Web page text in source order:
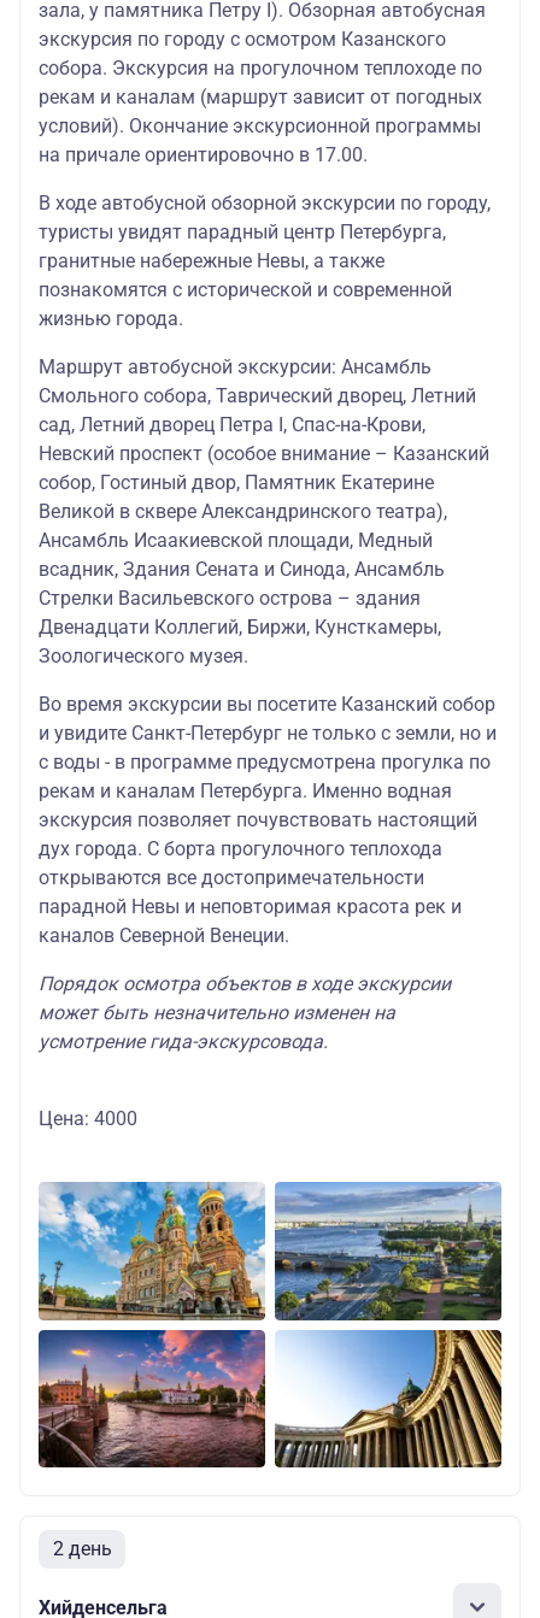
зала, у памятника Петру I). Обзорная автобусная
экскурсия по городу с осмотром Казанского
собора. Экскурсия на прогулочном теплоходе по
рекам и каналам (маршрут зависит от погодных
условий). Окончание экскурсионной программы
на причале ориентировочно в 17.00.
В ходе автобусной обзорной экскурсии по городу,
туристы увидят парадный центр Петербурга,
гранитные набережные Невы, а также
познакомятся с исторической и современной
жизнью города.
Маршрут автобусной экскурсии: Ансамбль
Смольного собора, Таврический дворец, Летний
сад, Летний дворец Петра I, Спас-на-Крови,
Невский проспект (особое внимание – Казанский
собор, Гостиный двор, Памятник Екатерине
Великой в сквере Александринского театра),
Ансамбль Исаакиевской площади, Медный
всадник, Здания Сената и Синода, Ансамбль
Стрелки Васильевского острова – здания
Двенадцати Коллегий, Биржи, Кунсткамеры,
Зоологического музея.
Во время экскурсии вы посетите Казанский собор
и увидите Санкт-Петербург не только с земли, но и
с воды - в программе предусмотрена прогулка по
рекам и каналам Петербурга. Именно водная
экскурсия позволяет почувствовать настоящий
дух города. С борта прогулочного теплохода
открываются все достопримечательности
парадной Невы и неповторимая красота рек и
каналов Северной Венеции.
Порядок осмотра объектов в ходе экскурсии
может быть незначительно изменен на
усмотрение гида-экскурсовода.
Цена: 4000
2 день
Хийденсельга